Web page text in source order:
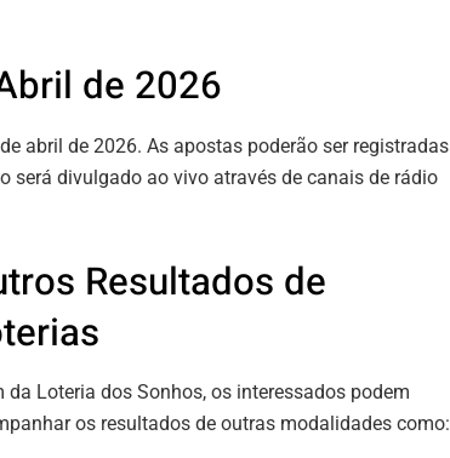
de 2026
abril de 2026. As apostas poderão ser registradas
será divulgado ao vivo através de canais de rádio
Resultados de
da Loteria dos Sonhos, os interessados podem
os resultados de outras modalidades como: